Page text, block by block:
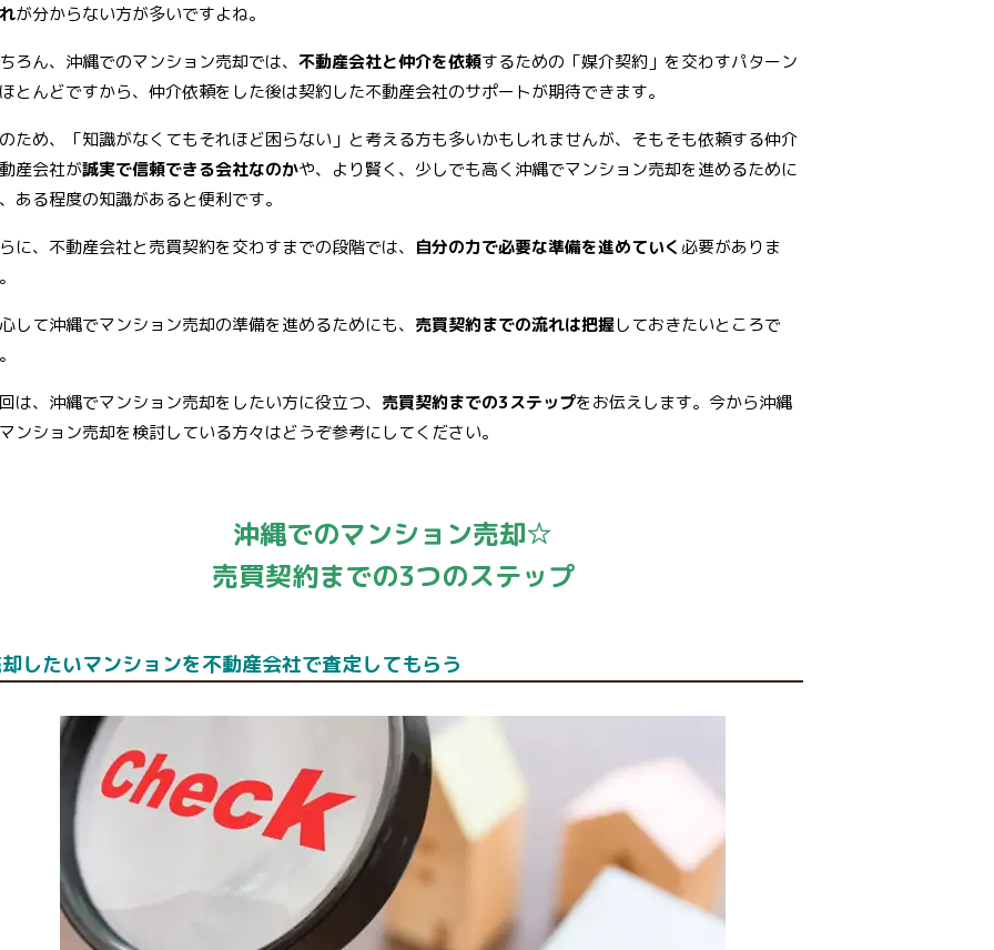
が分からない方が多いですよね。
ろん、沖縄でのマンション売却では、 不動産会社と仲介を依頼するための「媒介契約」を交わすパターン
とんどですから、仲介依頼をした後は契約した不動産会社のサポートが期待できます。
ため、「知識がなくてもそれほど困らない」と考える方も多いかもしれませんが、そもそも依頼する仲介
産会社が誠実で信頼できる会社なのかや、より賢く、少しでも高く沖縄でマンション売却を進めるために
ある程度の知識があると便利です。
に、不動産会社と売買契約を交わすまでの段階では、 自分の力で必要な準備を進めていく必要がありま
して沖縄でマンション売却の準備を進めるためにも、 売買契約までの流れは把握しておきたいところで
は、沖縄でマンション売却をしたい方に役立つ、 売買契約までの3ステップをお伝えします。今から沖縄
ンション売却を検討している方々はどうぞ参考にしてください。
沖縄でのマンション売却☆
売買契約までの3つのステップ
したいマンションを不動産会社で査定してもらう